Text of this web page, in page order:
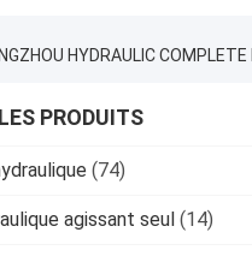
HYDRAULIC
PRODUITS
(74)
agissant seul (14)